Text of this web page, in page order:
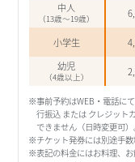
中人
（13歳～19歳）
小学生
幼児
（4歳以上）
※事前予約はWEB・電話に
行振込 または クレジット
できません（日時変更可）
※チケット発券には別途手
※表記の料金にはお料理、お